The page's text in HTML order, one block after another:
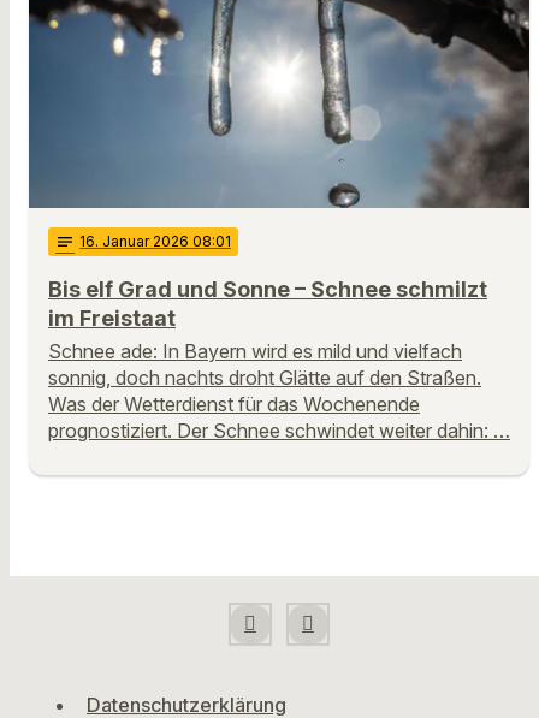
notes 16. Januar 2026 08:01
Bis elf Grad und Sonne – Schnee schmilzt
im Freistaat
Schnee ade: In Bayern wird es mild und vielfach
sonnig, doch nachts droht Glätte auf den Straßen.
Was der Wetterdienst für das Wochenende
prognostiziert. Der Schnee schwindet weiter dahin: …
Datenschutzerklärung